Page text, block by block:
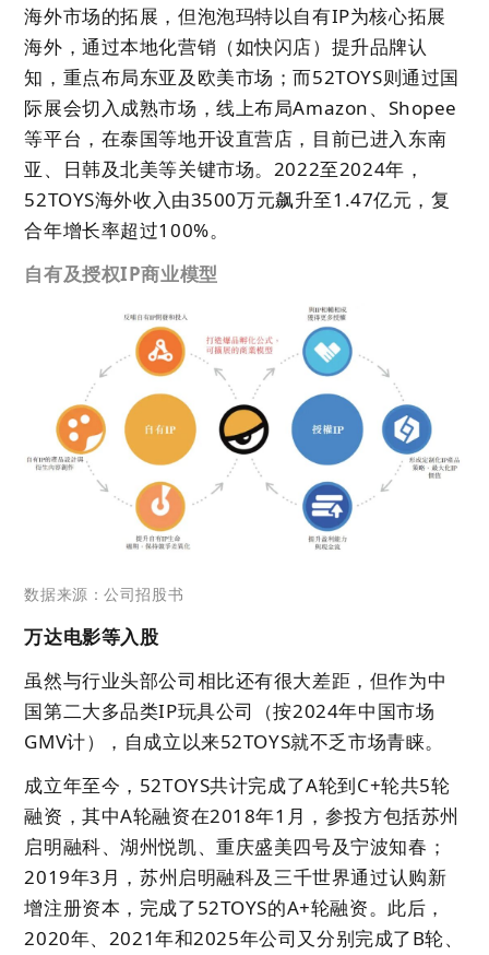
海外市场的拓展，但泡泡玛特以自有IP为核心拓展
海外，通过本地化营销（如快闪店）提升品牌认
知，重点布局东亚及欧美市场；而52TOYS则通过国
际展会切入成熟市场 ，线上布局Amazon、Shopee
等平台，在泰国等地开设直营店，目前已进入东南
亚、日韩及北美等关键市场。2022至2024年，
52TOYS海外收入由3500万元飙升至1.47亿元，复
合年增长率超过100%。
自有及授权IP商业模型
数据来源：公司招股书
万达电影等入股
虽然与行业头部公司相比还有很大差距，但作为中
国第二大多品类IP玩具公司（按2024年中国市场
GMV计），自成立以来52TOYS就不乏市场青睐。
成立年至今，52TOYS共计完成了A轮到C+轮共5轮
融资，其中A轮融资在2018年1月，参投方包括苏州
启明融科、湖州悦凯、重庆盛美四号及宁波知春；
2019年3月，苏州启明融科及三千世界通过认购新
增注册资本，完成了52TOYS的A+轮融资。此后，
2020年、2021年和2025年公司又分别完成了B轮、